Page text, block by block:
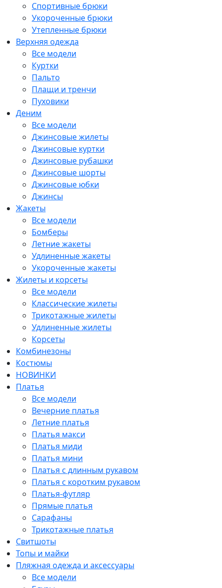
Спортивные брюки
Укороченные брюки
Утепленные брюки
Верхняя одежда
Все модели
Куртки
Пальто
Плащи и тренчи
Пуховики
Деним
Все модели
Джинсовые жилеты
Джинсовые куртки
Джинсовые рубашки
Джинсовые шорты
Джинсовые юбки
Джинсы
Жакеты
Все модели
Бомберы
Летние жакеты
Удлиненные жакеты
Укороченные жакеты
Жилеты и корсеты
Все модели
Классические жилеты
Трикотажные жилеты
Удлиненные жилеты
Корсеты
Комбинезоны
Костюмы
НОВИНКИ
Платья
Все модели
Вечерние платья
Летние платья
Платья макси
Платья миди
Платья мини
Платья с длинным рукавом
Платья с коротким рукавом
Платья-футляр
Прямые платья
Сарафаны
Трикотажные платья
Свитшоты
Топы и майки
Пляжная одежда и аксессуары
Все модели